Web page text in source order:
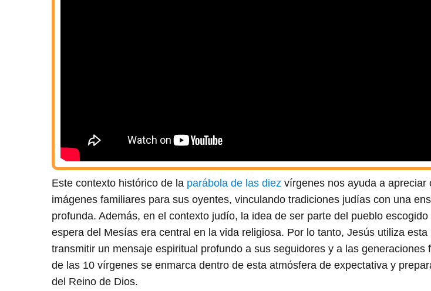
Este contexto histórico de la parábola de las diez vírgenes nos ayuda a apreciar
imágenes familiares para sus oyentes, vinculando tradiciones judías con una
profunda. Además, en el contexto judío, la idea de ser parte del pueblo
espera del Mesías era central en la vida religiosa. Por lo tanto, Jesús utiliza
transmitir un mensaje espiritual profundo a sus seguidores y a las generaciones
de las 10 vírgenes se enmarca dentro de esta atmósfera de expectativa y
del Reino de Dios.